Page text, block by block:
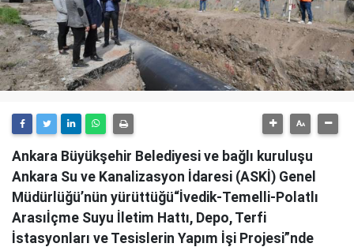
Ankara Büyükşehir Belediyesi ve bağlı kuruluşu
Ankara Su ve Kanalizasyon İdaresi (ASKİ) Genel
Müdürlüğü’nün yürüttüğü“İvedik-Temelli-Polatlı
Arasıİçme Suyu İletim Hattı, Depo, Terfi
İstasyonları ve Tesislerin Yapım İşi Projesi”nde